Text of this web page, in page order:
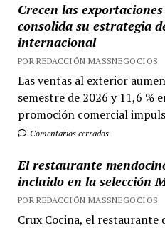
Crecen las
consolida su estrategia
internacional
POR REDACCIÓN MASSNEGOCIOS
Las ventas al exterior
semestre de 2026 y 11,6 %
promoción comercial
Comentarios cerrados
El restaurante
incluido en la selección
POR REDACCIÓN MASSNEGOCIOS
Crux Cocina, el restaurante